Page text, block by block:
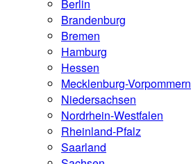
Berlin
Brandenburg
Bremen
Hamburg
Hessen
Mecklenburg-Vorpommern
Niedersachsen
Nordrhein-Westfalen
Rheinland-Pfalz
Saarland